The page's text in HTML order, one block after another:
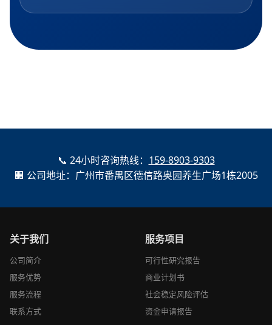
📞 24小时咨询热线： 159-8903-9303
🏢 公司地址：广州市番禺区德信路奥园养生广场1栋2005
关于我们
公司简介
服务优势
服务流程
联系方式
服务项目
可行性研究报告
商业计划书
社会稳定风险评估
资金申请报告